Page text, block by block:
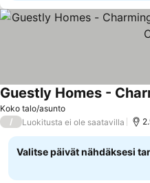
Koko talo/asunto
Katso hinnat
/ Luokitusta ei ole saatavilla
Valitse päivät nähdäksesi